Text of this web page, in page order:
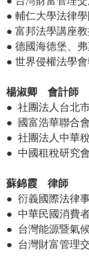
● 輔仁大學法律
● 富邦法學講座
● 德國海德堡、
● 世界侵權法學
楊淑卿 會計師
● 社團法人台北
● 國富浩華聯合
● 社團法人中華
● 中國租稅研究
蘇錦霞 律師
● 衍義國際法律
● 中華民國消費
● 台灣能源暨氣
● 台灣財富管理